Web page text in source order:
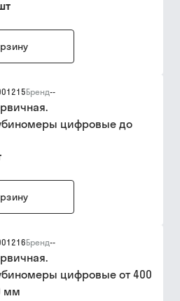
Бренд--
цифровые до
Бренд--
цифровые от 400
мм